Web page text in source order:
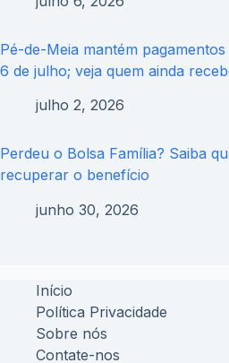
Pé-de-Meia mantém
6 de julho; veja quem ainda
julho 2, 2026
Perdeu o Bolsa Família? Saiba
recuperar o benefício
junho 30, 2026
Início
Política Privacidade
Sobre nós
Contate-nos